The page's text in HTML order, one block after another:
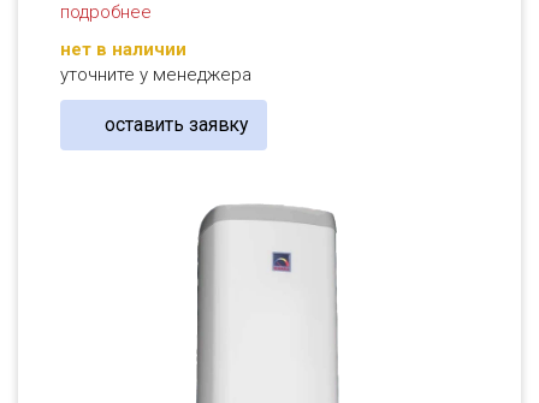
подробнее
нет в наличии
уточните у менеджера
оставить заявку